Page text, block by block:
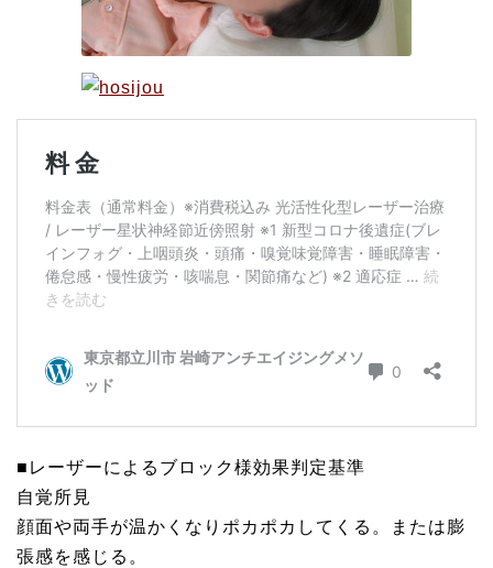
■レーザーによるブロック様効果判定基準
自覚所見
顔面や両手が温かくなりポカポカしてくる。または膨
張感を感じる。